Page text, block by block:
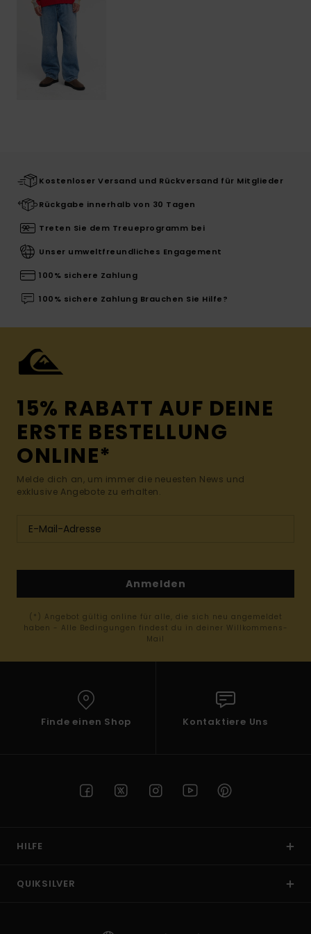
Kostenloser Versand und Rückversand für Mitglieder
Rückgabe innerhalb von 30 Tagen
Treten Sie dem Treueprogramm bei
Unser umweltfreundliches Engagement
100% sichere Zahlung
100% sichere Zahlung Brauchen Sie Hilfe?
15% RABATT AUF DEINE
ERSTE BESTELLUNG
ONLINE*
Melde dich an, um immer die neuesten News und
exklusive Angebote zu erhalten.
Anmelden
(*) Angebot gültig online für alle, die sich neu angemeldet
haben - Alle Bedingungen findest du in deiner Willkommens-
Mail
Finde einen Shop Kontaktiere Uns
HILFE
QUIKSILVER